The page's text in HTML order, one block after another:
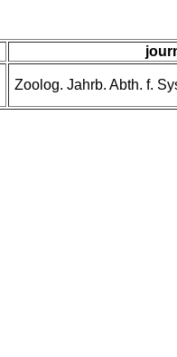
Zoolog. Jahrb. Abth. f.